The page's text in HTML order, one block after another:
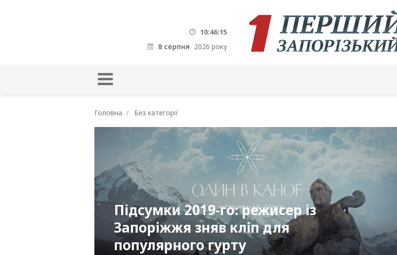
10:46:16
8 серпня 2026 року
Головна Без категорії
Підсумки 2019-го: режисер із
Запоріжжя зняв кліп для
популярного гурту